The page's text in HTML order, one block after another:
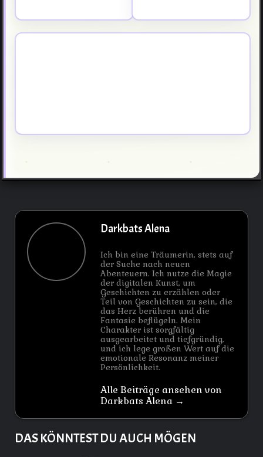
Darkbats Alena
Ich bin eine Träumerin, stets auf
der Suche nach neuen
Abenteuern. Ich nutze die Magie
der digitalen Kunst, um
Geschichten zu erzählen oder
Teil von Geschichten zu sein, die
das Herz berühren und die
Fantasie beflügeln. Mein
Charakter ist sorgfältig
ausgearbeitet und tiefgründig,
und ich lege großen Wert auf die
emotionale Resonanz meiner
Persönlichkeit.
Alle Beiträge ansehen von
Darkbats Alena →
DAS KÖNNTEST DU AUCH MÖGEN